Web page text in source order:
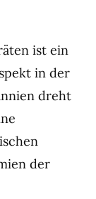
ist ein
in der
dreht
der